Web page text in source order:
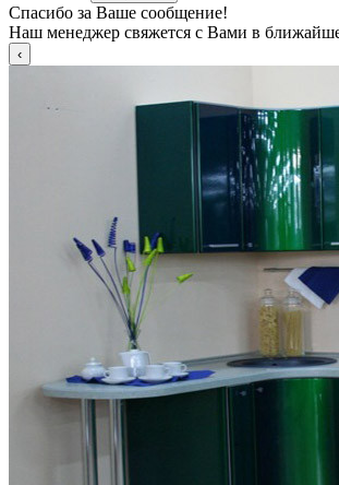
Спасибо за Ваше сообщение!
Наш менеджер свяжется с Вами в